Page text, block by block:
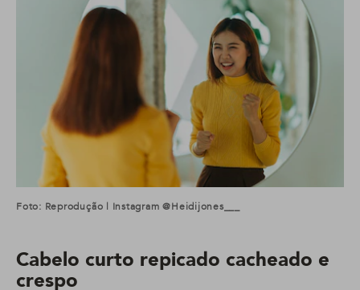
Foto: Reprodução | Instagram @heidijones___
Cabelo curto repicado cacheado e
crespo